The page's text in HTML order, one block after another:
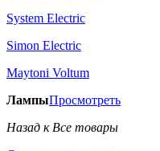
System Electric
Simon Electric
Maytoni Voltum
ЛампыПросмотреть
Назад к Все товары